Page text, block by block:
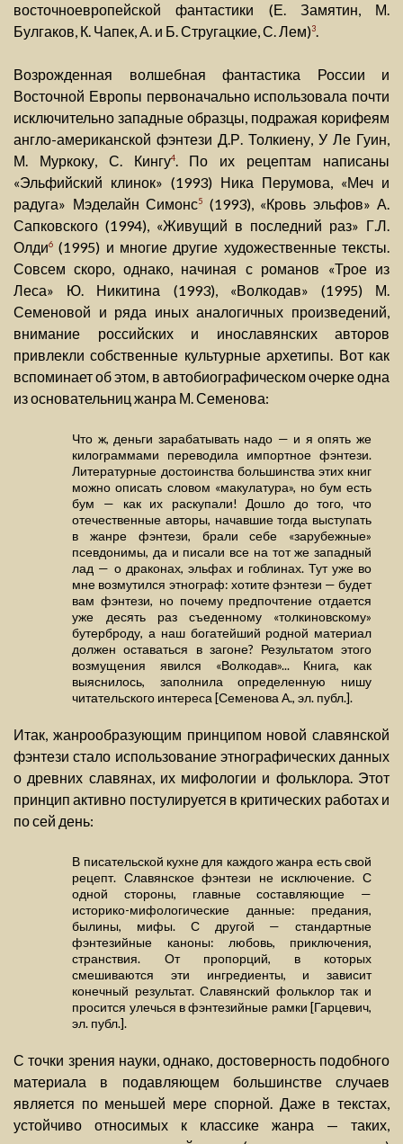
восточноевропейской фантастики (Е. Замятин, М.
Булгаков, К. Чапек, А. и Б. Стругацкие, С. Лем)3.
Возрожденная волшебная фантастика России и
Восточной Европы первоначально использовала почти
исключительно западные образцы, подражая корифеям
англо-американской фэнтези Д.Р. Толкиену, У Ле Гуин,
М. Муркоку, С. Кингу4. По их рецептам написаны
«Эльфийский клинок» (1993) Ника Перумова, «Меч и
радуга» Мэделайн Симонс5
(1993), «Кровь эльфов» А.
Сапковского (1994), «Живущий в последний раз» Г.Л.
Олди6 (1995) и многие другие художественные тексты.
Совсем скоро, однако, начиная с романов «Трое из
Леса» Ю. Никитина (1993), «Волкодав» (1995) М.
Семеновой и ряда иных аналогичных произведений,
внимание российских и инославянских авторов
привлекли собственные культурные архетипы. Вот как
вспоминает об этом, в автобиографическом очерке одна
из основательниц жанра М. Семенова:
Что ж, деньги зарабатывать надо — и я опять же
килограммами переводила импортное фэнтези.
Литературные достоинства большинства этих книг
можно описать словом «макулатура», но бум есть
бум — как их раскупали! Дошло до того, что
отечественные авторы, начавшие тогда выступать
в жанре фэнтези, брали себе «зарубежные»
псевдонимы, да и писали все на тот же западный
лад — о драконах, эльфах и гоблинах. Тут уже во
мне возмутился этнограф: хотите фэнтези — будет
вам фэнтези, но почему предпочтение отдается
уже десять раз съеденному «толкиновскому»
бутерброду, а наш богатейший родной материал
должен оставаться в загоне? Результатом этого
возмущения явился «Волкодав»... Книга, как
выяснилось, заполнила определенную нишу
читательского интереса [Семенова А., эл. публ.].
Итак, жанрообразующим принципом новой славянской
фэнтези стало использование этнографических данных
о древних славянах, их мифологии и фольклора. Этот
принцип активно постулируется в критических работах и
по сей день:
В писательской кухне для каждого жанра есть свой
рецепт. Славянское фэнтези не исключение. С
одной стороны, главные составляющие —
историко-мифологические данные: предания,
былины, мифы. С другой — стандартные
фэнтезийные каноны: любовь, приключения,
странствия. От пропорций, в которых
смешиваются эти ингредиенты, и зависит
конечный результат. Славянский фольклор так и
просится улечься в фэнтезийные рамки [Гарцевич,
эл. публ.].
С точки зрения науки, однако, достоверность подобного
материала в подавляющем большинстве случаев
является по меньшей мере спорной. Даже в текстах,
устойчиво относимых к классике жанра — таких,